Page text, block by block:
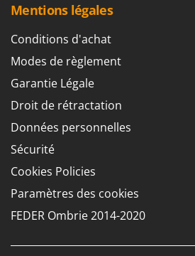
Mentions légales
Conditions d'achat
Modes de règlement
Garantie Légale
Droit de rétractation
Données personnelles
Sécurité
Cookies Policies
Paramètres des cookies
FEDER Ombrie 2014-2020